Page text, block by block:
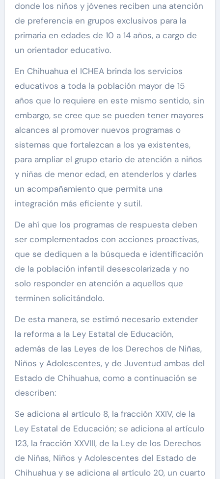
donde los niños y jóvenes reciben una atención
de preferencia en grupos exclusivos para la
primaria en edades de 10 a 14 años, a cargo de
un orientador educativo.
En Chihuahua el ICHEA brinda los servicios
educativos a toda la población mayor de 15
años que lo requiere en este mismo sentido, sin
embargo, se cree que se pueden tener mayores
alcances al promover nuevos programas o
sistemas que fortalezcan a los ya existentes,
para ampliar el grupo etario de atención a niños
y niñas de menor edad, en atenderlos y darles
un acompañamiento que permita una
integración más eficiente y sutil.
De ahí que los programas de respuesta deben
ser complementados con acciones proactivas,
que se dediquen a la búsqueda e identificación
de la población infantil desescolarizada y no
solo responder en atención a aquellos que
terminen solicitándolo.
De esta manera, se estimó necesario extender
la reforma a la Ley Estatal de Educación,
además de las Leyes de los Derechos de Niñas,
Niños y Adolescentes, y de Juventud ambas del
Estado de Chihuahua, como a continuación se
describen:
Se adiciona al artículo 8, la fracción XXIV, de la
Ley Estatal de Educación; se adiciona al artículo
123, la fracción XXVIII, de la Ley de los Derechos
de Niñas, Niños y Adolescentes del Estado de
Chihuahua y se adiciona al artículo 20, un cuarto